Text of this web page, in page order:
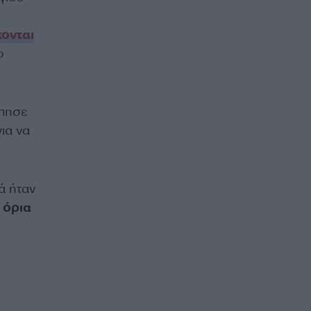
να
ήταν